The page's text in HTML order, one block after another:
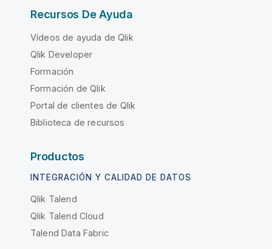
Recursos De Ayuda
Vídeos de ayuda de Qlik
Qlik Developer
Formación
Formación de Qlik
Portal de clientes de Qlik
Biblioteca de recursos
Productos
INTEGRACIÓN Y CALIDAD DE DATOS
Qlik Talend
Qlik Talend Cloud
Talend Data Fabric